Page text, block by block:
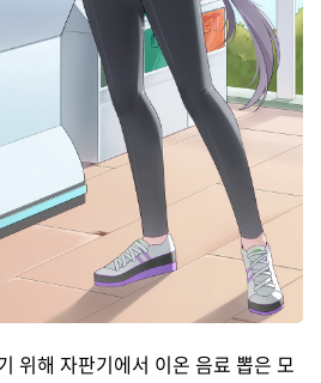
위해 자판기에서 이온 음료 뽑은 모